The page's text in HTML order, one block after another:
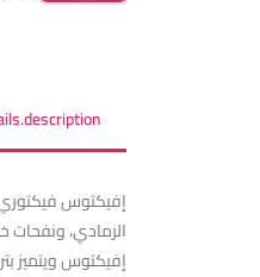
إفيكتوس ويتميز